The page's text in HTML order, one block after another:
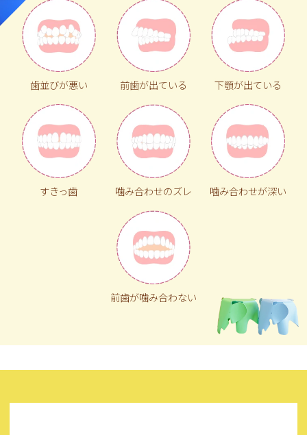
歯並びが悪い 前歯が出ている 下顎が出ている
すきっ歯 噛み合わせのズレ 噛み合わせが深い
前歯が噛み合わない